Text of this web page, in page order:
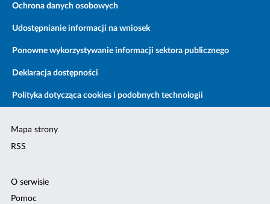
Ochrona danych osobowych
Udostępnianie informacji na wniosek
Ponowne wykorzystywanie informacji sektora publicznego
Deklaracja dostępności
Polityka dotycząca cookies i podobnych technologii
Mapa strony
RSS
O serwisie
Pomoc